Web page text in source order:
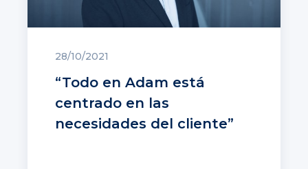
28/10/2021
“Todo en Adam está
centrado en las
necesidades del cliente”